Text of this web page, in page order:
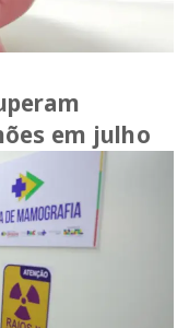
em julho